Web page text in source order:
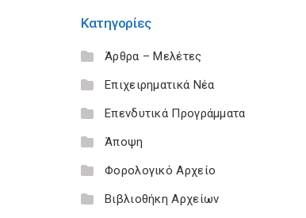
Κατηγορίες
Άρθρα – Μελέτες
Επιχειρηματικά Νέα
Επενδυτικά Προγράμματα
Άποψη
Φορολογικό Αρχείο
Βιβλιοθήκη Αρχείων